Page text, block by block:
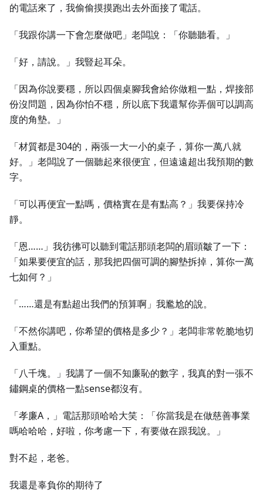
的電話來了，我偷偷摸摸跑出去外面接了電話。
「我跟你講一下會怎麼做吧」老闆說：「你聽聽看。」
「好，請說。」我豎起耳朵。
「因為你說要穩，所以四個桌腳我會給你做粗一點，焊接部
份沒問題，因為你怕不穩，所以底下我還幫你弄個可以調高
度的角墊。」
「材質都是304的，兩張一大一小的桌子，算你一萬八就
好。」老闆說了一個聽起來很便宜，但遠遠超出我預期的數
字。
「可以再便宜一點嗎，價格實在是有點高？」我要保持冷
靜。
「恩……」我彷彿可以聽到電話那頭老闆的眉頭皺了一下：
「如果要便宜的話，那我把四個可調的腳墊拆掉，算你一萬
七如何？」
「……還是有點超出我們的預算啊」我尷尬的說。
「不然你講吧，你希望的價格是多少？」老闆非常乾脆地切
入重點。
「八千塊。」我講了一個不知廉恥的數字，我真的對一張不
鏽鋼桌的價格一點sense都沒有。
「孝廉A，」電話那頭哈哈大笑：「你當我是在做慈善事業
嗎哈哈哈，好啦，你考慮一下，有要做在跟我說。」
對不起，老爸。
我還是辜負你的期待了